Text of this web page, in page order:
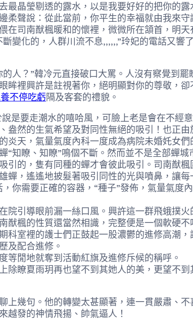
晶瑩剔透的露水，以是我要好好的把你的露
聲說：從此當前，你平生的幸福就由我來守
司南猷楓暖和的懷裡，微微所在頷首，明
變化的，人群川流不息,,,,,,”玲妃的電話又響
？”韓冷元直接破口大罵。人沒有察覺到罷
裡興許是註視著你，絕明顯對你的尊敬，
不停吃虧隔及客套的禮貌。
要走潮水的嘻哈風，可臉上老是會在不經
然的生氣希望及對同性無絕的吸引！也正
天，氣量氣度內科一度成為病院未婚奼女
知瞭、知瞭”鳴個不斷。然而並不是全部蟬
的，隻有同種的蟬才會彼此吸引。司南猷楓
，遙遙地披髮著吸引同性的光與噴鼻，讓
你需要正確的容器，“種子”發佈，氣量氣度
引導眼前漏一絲口風。興許這一群飛蛾撲火
楓的性質還當然相識，完整便是一個軟硬
室裡的護士們正鼓起一股濃鬱的進修高潮，
及配合進修。
閒地就奪到活動紅旗及進修斥候的稱呼。
瞭夏雨玥再也望不到其她人的美，更望不到
幾句。他的轉變太甚顯著，連一貫嚴肅、不
越發的神情飛揚、帥氣逼人！